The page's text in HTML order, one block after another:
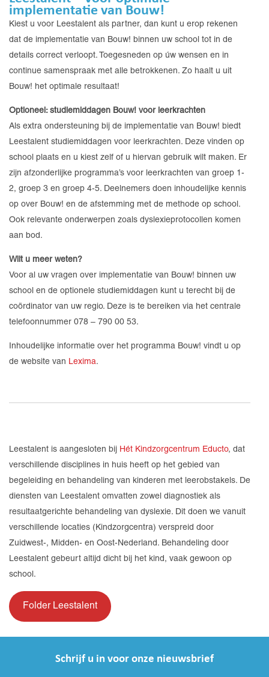
implementatie van Bouw!
Kiest u voor Leestalent als partner, dan kunt u erop rekenen
dat de implementatie van Bouw! binnen uw school tot in de
details correct verloopt. Toegesneden op úw wensen en in
continue samenspraak met alle betrokkenen. Zo haalt u uit
Bouw! het optimale resultaat!
Optioneel: studiemiddagen Bouw! voor leerkrachten
Als extra ondersteuning bij de implementatie van Bouw! biedt
Leestalent studiemiddagen voor leerkrachten. Deze vinden op
school plaats en u kiest zelf of u hiervan gebruik wilt maken. Er
zijn afzonderlijke programma’s voor leerkrachten van groep 1-
2, groep 3 en groep 4-5. Deelnemers doen inhoudelijke kennis
op over Bouw! en de afstemming met de methode op school.
Ook relevante onderwerpen zoals dyslexieprotocollen komen
aan bod.
Wilt u meer weten?
Voor al uw vragen over implementatie van Bouw! binnen uw
school en de optionele studiemiddagen kunt u terecht bij de
coördinator van uw regio. Deze is te bereiken via het centrale
telefoonnummer 078 – 790 00 53.
Inhoudelijke informatie over het programma Bouw! vindt u op
de website van Lexima.
Leestalent is aangesloten bij Hét Kindzorgcentrum Educto, dat
verschillende disciplines in huis heeft op het gebied van
begeleiding en behandeling van kinderen met leerobstakels. De
diensten van Leestalent omvatten zowel diagnostiek als
resultaatgerichte behandeling van dyslexie. Dit doen we vanuit
verschillende locaties (Kindzorgcentra) verspreid door
Zuidwest-, Midden- en Oost-Nederland. Behandeling door
Leestalent gebeurt altijd dicht bij het kind, vaak gewoon op
school.
Folder Leestalent
Schrijf u in voor onze nieuwsbrief